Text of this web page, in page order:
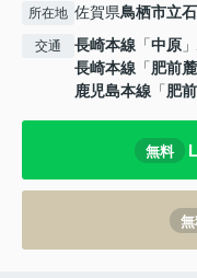
所在地 佐賀県鳥栖市立
交通 長崎本線 「中原
長崎本線 「肥前麓
鹿児島本線 「肥
無料